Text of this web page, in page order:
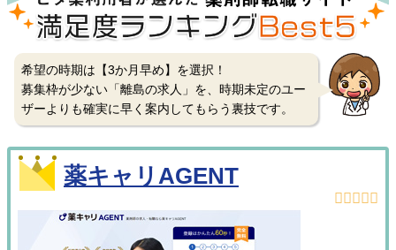
希望の時期は【3か月早め】を選択！
募集枠が少ない「離島の求人」を、時期未定のユー
ザーよりも確実に早く案内してもらう裏技です。
薬キャリAGENT